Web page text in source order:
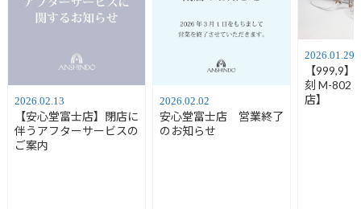
2026.02.13
【安心堂富士店】閉店に
伴うアフターサービスの
ご案内
2026.02.02
安心堂富士店 営業終了
のお知らせ
2026.01.29
【999,9
刻 M-802
店】